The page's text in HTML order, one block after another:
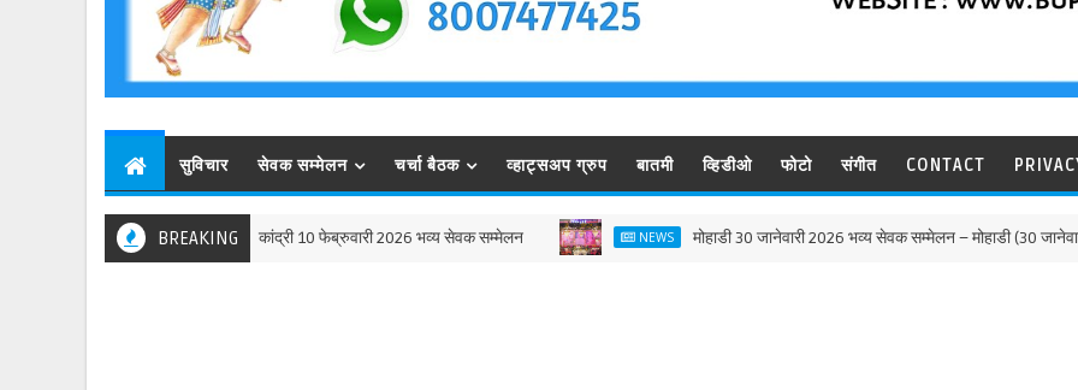
सुविचार सेवक सम्मेलन चर्चा बैठक व्हाट्सअप ग्रुप बातमी व्हिडीओ फोटो संगीत CONTACT
BREAKING
NEWS कांद्री 10 फेब्रुवारी 2026 भव्य सेवक सम्मेलन NEWS मोहाडी 30 जानेवारी 2026 भव्य सेवक सम्मेलन – मोहाडी (30 जानेवारी 2026)